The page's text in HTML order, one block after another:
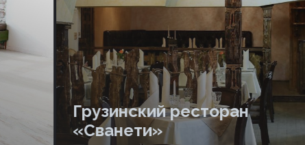
Грузинский ресторан
«Сванети»